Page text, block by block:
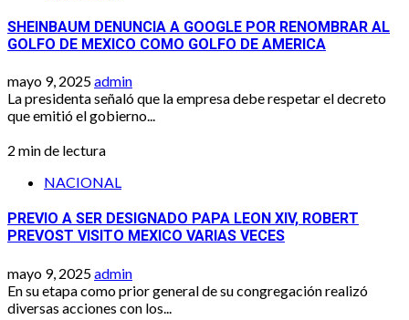
SHEINBAUM DENUNCIA A GOOGLE POR RENOMBRAR AL
GOLFO DE MEXICO COMO GOLFO DE AMERICA
mayo 9, 2025admin
La presidenta señaló que la empresa debe respetar el decreto
que emitió el gobierno...
2 min de lectura
NACIONAL
PREVIO A SER DESIGNADO PAPA LEON XIV, ROBERT
PREVOST VISITO MEXICO VARIAS VECES
mayo 9, 2025admin
En su etapa como prior general de su congregación realizó
diversas acciones con los...